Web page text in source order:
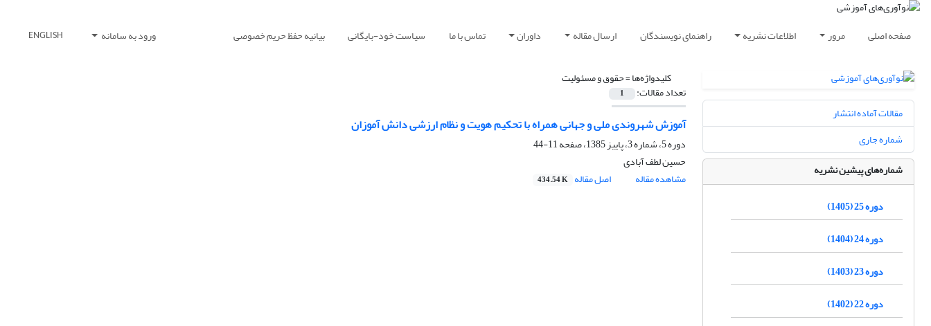
صفحه اصلی مرور اطلاعات نشریه راهنمای نویسندگان ارسال مقاله داوران تماس با ما سیاست خود-بایگانی بیانیه حفظ حریم خصوصی ورود به سامانه ENGLISH
کلیدواژه‌ها =حقوق و مسئولیت
تعداد مقالات: 1
آموزش شهروندی ملی و جهانی همراه با تحکیم هویت و نظام ارزشی دانش آموزان
دوره 5، شماره 3، پاییز 1385، صفحه
11-44
حسین لطف آبادی
مشاهده مقاله
اصل مقاله 434.54 K
مقالات آماده انتشار
شماره جاری
شماره‌های پیشین نشریه
دوره 25 (1405)
دوره 24 (1404)
دوره 23 (1403)
دوره 22 (1402)